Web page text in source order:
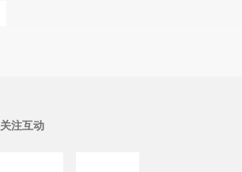
关注互动